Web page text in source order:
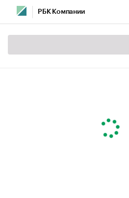
РБК Компании